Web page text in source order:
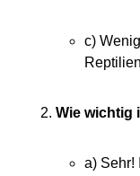
c)
Reptilien
Wie wichtig
a) Sehr!